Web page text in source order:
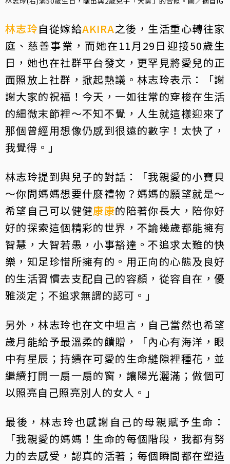
林志玲自從嫁給AKIRA之後，生活重心轉往家
庭、慈善事業，而她在11月29日迎接50歲生
日，她也在社群平台發文，更罕見將愛兒的正
面照放上社群，掀起熱議。林志玲表示：「謝
謝大家的祝福！今天，一如往常的穿梭在生活
的細微末節裡～不知不覺，人生就這樣迎來了
那個曾經用想像仍感到很遠的數字！太快了，
我覺得。」
林志玲提到與兒子的對話：「我親愛的小寶貝
～你問媽媽想要什麼禮物？媽媽的願望就是～
希望自己可以健健康康的陪著你長大，陪你好
好的探索這個精彩的世界，不論幾歲都能擁有
智慧，大智若愚，小事豁達。不追求太難的快
樂，知足珍惜所擁有的。用正向的心態及良好
的生活習慣去支配自己的容顏，從容自在，優
雅淡定；不追求無謂的認可。」
另外，林志玲也在文中坦言，自己當然也希望
歲月能給予最溫柔的饋贈，「內心有海洋，眼
中有星辰；持續在可愛的生命縫隙裡種花，並
繼續打開一扇一扇的窗，讓陽光灑滿；做個可
以照亮自己照亮別人的女人。」
最後，林志玲也感謝自己的母親賦予生命：
「我親愛的媽媽！生命的每個階段，我都有努
力的去感受，認真的活著；每個瞬間都在塑造